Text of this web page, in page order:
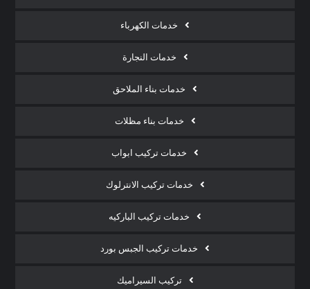
خدمات الكهرباء
خدمات النجارة
خدمات بناء الملاحق
خدمات بناء مظلات
خدمات تركيب ابواب
خدمات تركيب الانترلوك
خدمات تركيب الباركيه
خدمات تركيب الجبس بورد
تركيب السيراميك